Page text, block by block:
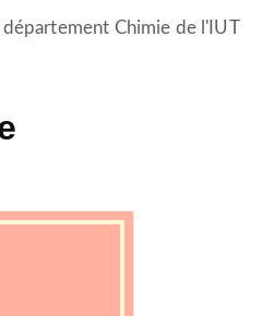
Chimie de l'IUT